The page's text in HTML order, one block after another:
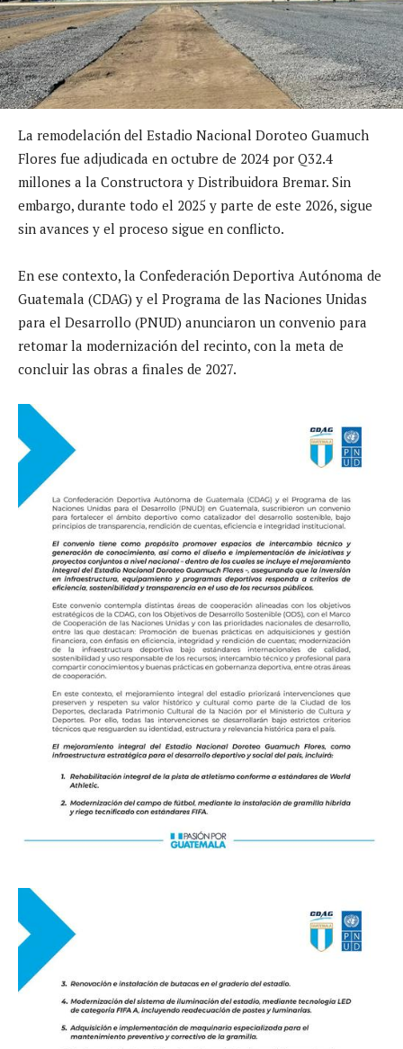
La remodelación del Estadio Nacional Doroteo Guamuch
Flores fue adjudicada en octubre de 2024 por Q32.4
millones a la Constructora y Distribuidora Bremar. Sin
embargo, durante todo el 2025 y parte de este 2026, sigue
sin avances y el proceso sigue en conflicto.
En ese contexto, la Confederación Deportiva Autónoma de
Guatemala (CDAG) y el Programa de las Naciones Unidas
para el Desarrollo (PNUD) anunciaron un convenio para
retomar la modernización del recinto, con la meta de
concluir las obras a finales de 2027.